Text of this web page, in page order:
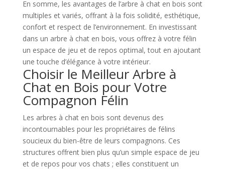
En somme, les avantages de l’arbre à chat en bois sont
multiples et variés, offrant à la fois solidité, esthétique,
confort et respect de l’environnement. En investissant
dans un arbre à chat en bois, vous offrez à votre félin
un espace de jeu et de repos optimal, tout en ajoutant
une touche d’élégance à votre intérieur.
Choisir le Meilleur Arbre à
Chat en Bois pour Votre
Compagnon Félin
Les arbres à chat en bois sont devenus des
incontournables pour les propriétaires de félins
soucieux du bien-être de leurs compagnons. Ces
structures offrent bien plus qu’un simple espace de jeu
et de repos pour vos chats ; elles constituent un